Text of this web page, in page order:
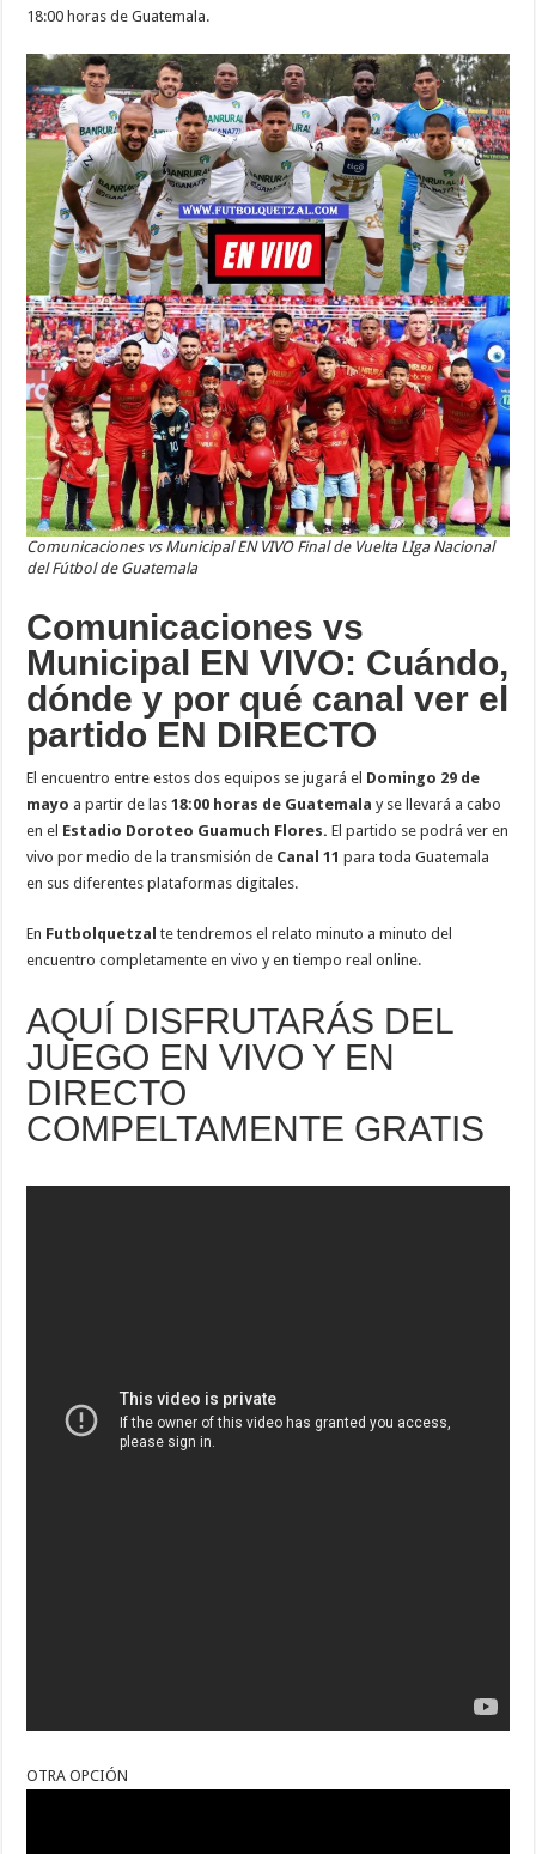
18:00 horas de Guatemala.
Comunicaciones vs Municipal EN VIVO Final de Vuelta LIga Nacional
del Fútbol de Guatemala
Comunicaciones vs
Municipal EN VIVO: Cuándo,
dónde y por qué canal ver el
partido EN DIRECTO
El encuentro entre estos dos equipos se jugará el Domingo 29 de
mayo a partir de las18:00 horas de Guatemala y se llevará a cabo
en el Estadio Doroteo Guamuch Flores. El partido se podrá ver en
vivo por medio de la transmisión de Canal 11para toda Guatemala
en sus diferentes plataformas digitales.
En Futbolquetzalte tendremos el relato minuto a minuto del
encuentro completamente en vivo y en tiempo real online.
AQUÍ DISFRUTARÁS DEL
JUEGO EN VIVO Y EN
DIRECTO
COMPELTAMENTE GRATIS
OTRA OPCIÓN